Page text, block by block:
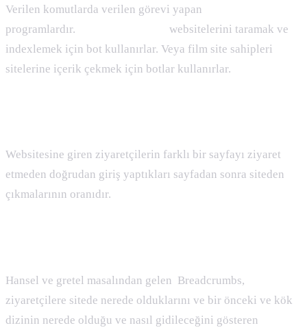
Verilen komutlarda verilen görevi yapan
programlardır.
websitelerini taramak ve
indexlemek için bot kullanırlar. Veya film site sahipleri
sitelerine içerik çekmek için botlar kullanırlar.
Websitesine giren ziyaretçilerin farklı bir sayfayı ziyaret
etmeden doğrudan giriş yaptıkları sayfadan sonra siteden
çıkmalarının oranıdır.
Hansel ve gretel masalından gelen Breadcrumbs,
ziyaretçilere sitede nerede olduklarını ve bir önceki ve kök
dizinin nerede olduğu ve nasıl gidileceğini gösteren